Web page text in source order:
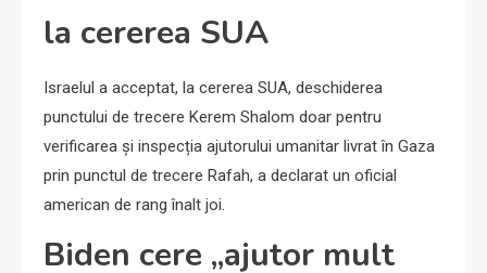
la cererea SUA
Israelul a acceptat, la cererea SUA, deschiderea
punctului de trecere Kerem Shalom doar pentru
verificarea și inspecția ajutorului umanitar livrat în Gaza
prin punctul de trecere Rafah, a declarat un oficial
american de rang înalt joi.
Biden cere „ajutor mult